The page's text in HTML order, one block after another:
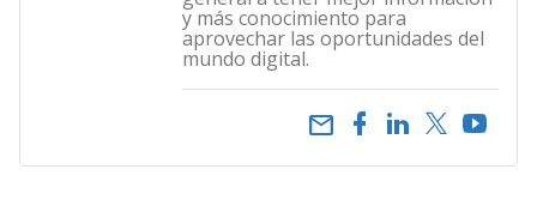
y más conocimiento para
aprovechar las oportunidades del
mundo digital.
email